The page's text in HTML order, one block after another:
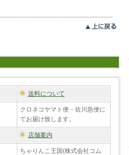
送料について
クロネコヤマト便・佐川急便に
てお届け致します。
店舗案内
ちゃりんこ王国(株式会社コム